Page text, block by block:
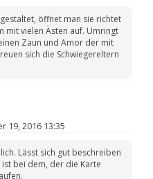
öffnet man sie richtet
mit vielen Ästen auf. Umringt
Zaun und Amor der mit
sich die Schwiegereltern
19, 2016 13:35
Lässt sich gut beschreiben
bei dem, der die Karte